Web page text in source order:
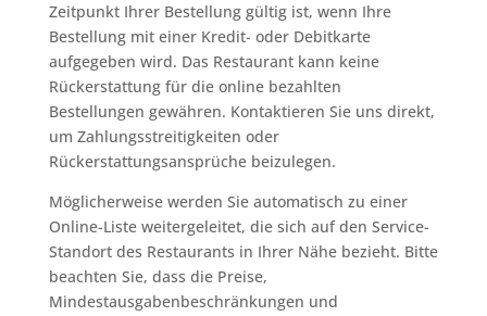
Zeitpunkt Ihrer Bestellung gültig ist, wenn Ihre
Bestellung mit einer Kredit- oder Debitkarte
aufgegeben wird. Das Restaurant kann keine
Rückerstattung für die online bezahlten
Bestellungen gewähren. Kontaktieren Sie uns direkt,
um Zahlungsstreitigkeiten oder
Rückerstattungsansprüche beizulegen.
Möglicherweise werden Sie automatisch zu einer
Online-Liste weitergeleitet, die sich auf den Service-
Standort des Restaurants in Ihrer Nähe bezieht. Bitte
beachten Sie, dass die Preise,
Mindestausgabenbeschränkungen und